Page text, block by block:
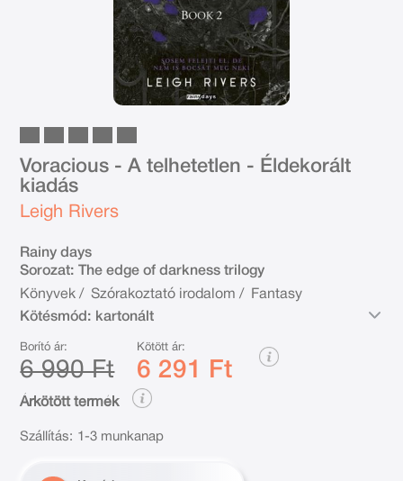
Voracious - A telhetetlen - Éldekorált
kiadás
Leigh Rivers
Rainy days
Sorozat:
The edge of darkness trilogy
Könyvek / Szórakoztató irodalom /
Fantasy
Kötésmód: kartonált
Borító ár:
6 990 Ft
Kötött ár:
6 291 Ft
Árkötött termék
Szállítás: 1-3 munkanap